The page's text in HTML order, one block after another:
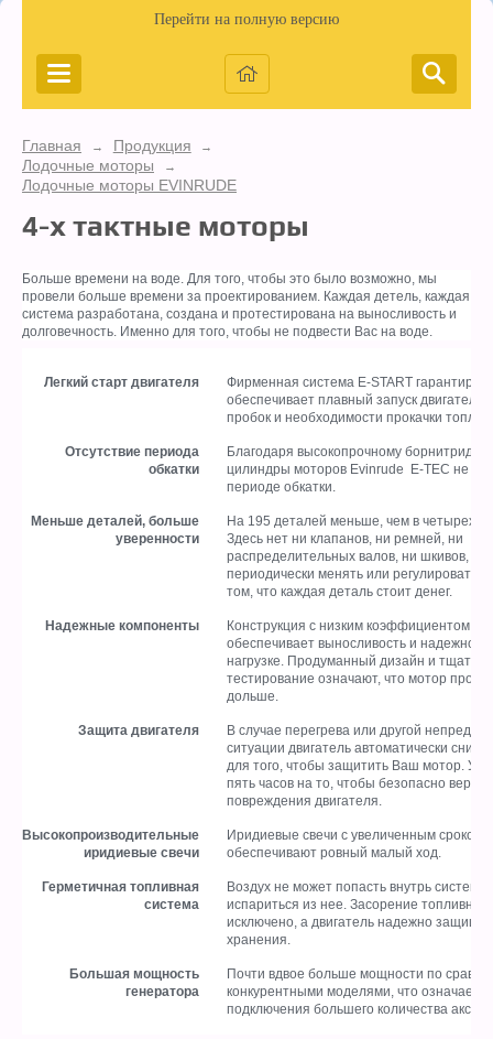
Перейти на полную версию
Главная → Продукция →
Лодочные моторы →
Лодочные моторы EVINRUDE
4-x тактные моторы
Больше времени на воде. Для того, чтобы это было возможно, мы
провели больше времени за проектированием. Каждая детель, каждая
система разработана, создана и протестирована на выносливость и
долговечность. Именно для того, чтобы не подвести Вас на воде.
Легкий старт двигателя
Фирменная система E-START
обеспечивает плавный запуск двигателя
пробок и необходимости прокачки
Отсутствие периода
обкатки
Благодаря высокопрочному
цилиндры моторов Evinrude E-TEC не
периоде обкатки.
Меньше деталей, больше
уверенности
На 195 деталей меньше, чем в
Здесь нет ни клапанов, ни ремней, ни
распределительных валов, ни шкивов,
периодически менять или регулировать.
том, что каждая деталь стоит денег.
Надежные компоненты
Конструкция с низким коэффициентом
обеспечивает выносливость и
нагрузке. Продуманный дизайн и
тестирование означают, что мотор
дольше.
Защита двигателя
В случае перегрева или другой
ситуации двигатель автоматически
для того, чтобы защитить Ваш мотор. У
пять часов на то, чтобы безопасно
повреждения двигателя.
Высокопроизводительные
иридиевые свечи
Иридиевые свечи с увеличенным сроком
обеспечивают ровный малый ход.
Герметичная топливная
система
Воздух не может попасть внутрь
испариться из нее. Засорение
исключено, а двигатель надежно
хранения.
Большая мощность
генератора
Почти вдвое больше мощности по
конкурентными моделями, что означает
подключения большего количества